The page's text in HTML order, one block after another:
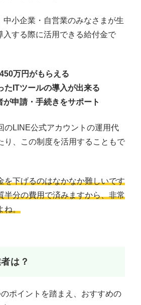
中小企業・自営業のみなさまが生
入する際に活用できる給付金で
万円がもらえる
ITツールの導入が出来る
申請・手続きをサポート
のLINE公式アカウントの運用代
り、この制度を活用することもで
を下げるのはなかなか難しいです
半分の費用で済みますから、非常
ね。
は？
ポイントを踏まえ、おすすめの